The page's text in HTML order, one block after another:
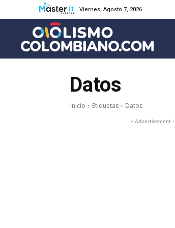
Viernes, Agosto 7, 2026
Datos
Inicio Etiquetas Datos
- Advertisement -